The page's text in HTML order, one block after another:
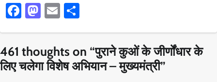
Facebook
Mastodon
Email
461 thoughts on “पुराने कुओं के जीर्णोंधार के
लिए चलेगा विशेष अभियान – मुख्यमंत्री”